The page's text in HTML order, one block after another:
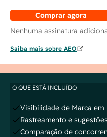
Comprar agora
Nenhuma assinatura
Saiba mais sobre AEO
O QUE ESTÁ INCLUÍDO
Visibilidade de Marca em
Rastreamento e
Comparação de